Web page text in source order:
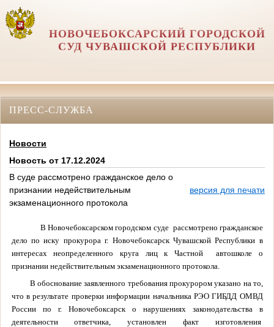
НОВОЧЕБОКСАРСКИЙ ГОРОДСКОЙ
СУД ЧУВАШСКОЙ РЕСПУБЛИКИ
ПРЕСС-СЛУЖБА
Новости
Новость от 17.12.2024
В суде рассмотрено гражданское дело о
признании недействительным
экзаменационного протокола
версия для печати
В Новочебоксарском городском суде рассмотрено гражданское
дело по иску прокурора г. Новочебоксарск Чувашской Республики в
интересах неопределенного круга лиц к Частной
автошколе о
признании недействительным экзаменационного протокола.
В обоснование заявленного требования прокурором указано на то,
что в результате проверки информации начальника РЭО ГИБДД ОМВД
России по г. Новочебоксарск о нарушениях законодательства в
деятельности ответчика, установлен факт изготовления